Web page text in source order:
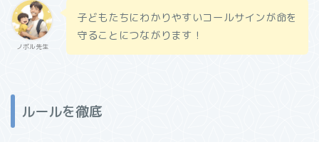
ノボル先生
子どもたちにわかりやすいコールサインが命を
守ることにつながります！
ルールを徹底